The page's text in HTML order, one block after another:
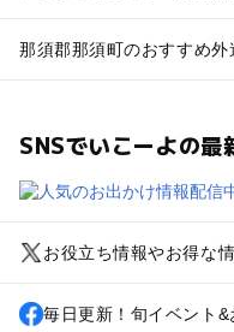
那須郡那須町のおすすめ外
SNSでいこーよの最
お役立ち情報やお得な
毎日更新！旬イベント&